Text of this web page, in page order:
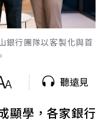
銀行團隊以客製化與首
聽遠見
顯學，各家銀行